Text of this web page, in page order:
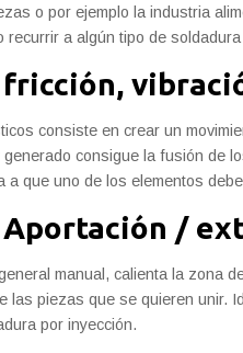
o por ejemplo la industria
recurrir a algún tipo de
consiste en crear un
consigue la fusión de
a que uno de los elementos
/
manual, calienta la zona
las piezas que se quieren unir.
por inyección.